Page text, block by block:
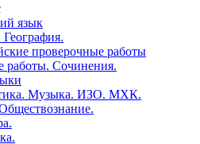
язык
проверочные работы
работы. Сочинения.
Музыка. ИЗО. МХК.